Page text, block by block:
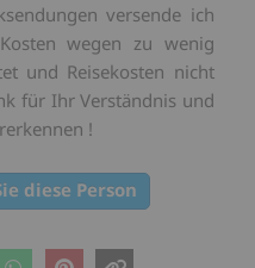
versende ich
wegen zu wenig
und Reisekosten nicht
für Ihr Verständnis und
!
diese Person